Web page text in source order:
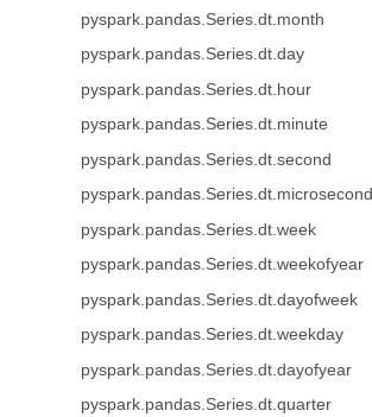
pyspark.pandas.Series.dt.month
pyspark.pandas.Series.dt.day
pyspark.pandas.Series.dt.hour
pyspark.pandas.Series.dt.minute
pyspark.pandas.Series.dt.second
pyspark.pandas.Series.dt.microsecond
pyspark.pandas.Series.dt.week
pyspark.pandas.Series.dt.weekofyear
pyspark.pandas.Series.dt.dayofweek
pyspark.pandas.Series.dt.weekday
pyspark.pandas.Series.dt.dayofyear
pyspark.pandas.Series.dt.quarter